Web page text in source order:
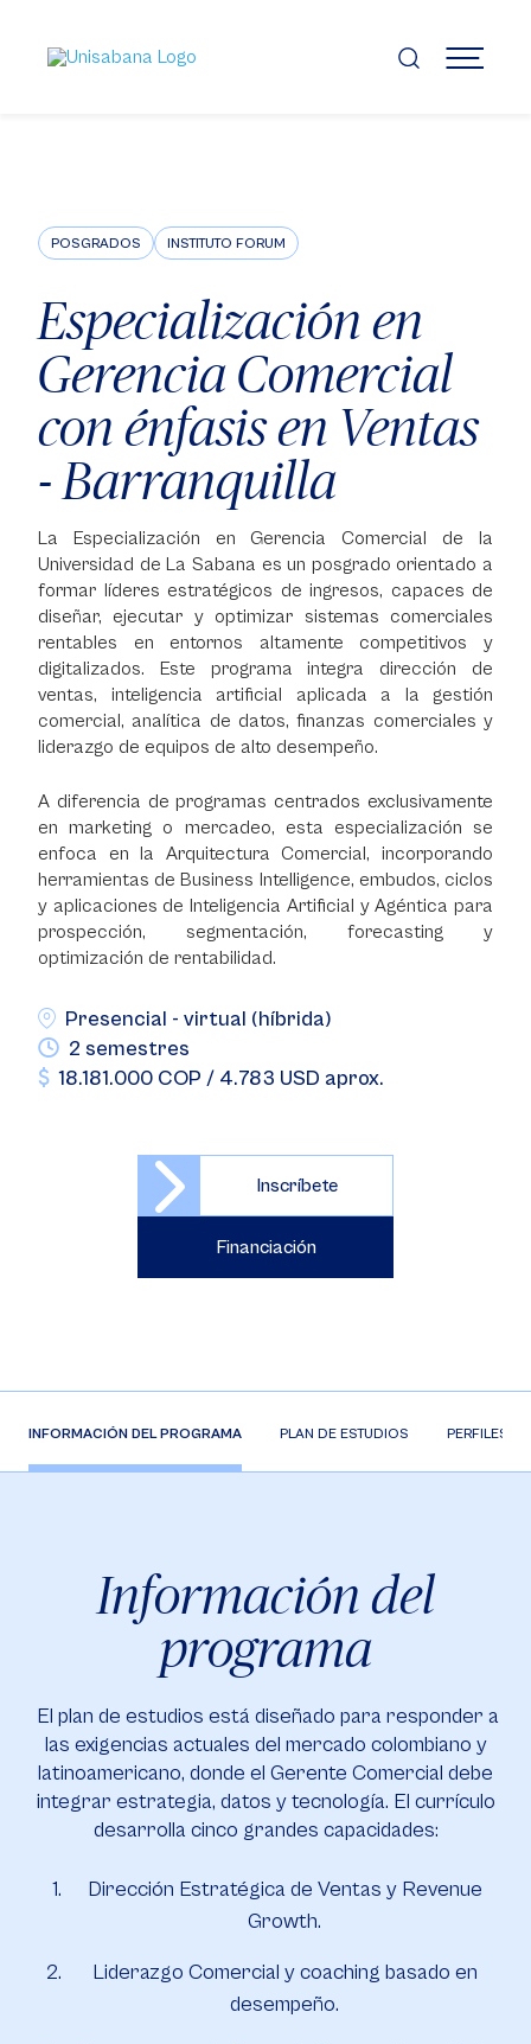
contenido
principal
MENÚ
POSGRADOS INSTITUTO FORUM
Especialización en
Gerencia Comercial
con énfasis en Ventas
- Barranquilla
La Especialización en Gerencia Comercial de la
Universidad de La Sabana es un posgrado orientado a
formar líderes estratégicos de ingresos, capaces de
diseñar, ejecutar y optimizar sistemas comerciales
rentables en entornos altamente competitivos y
digitalizados. Este programa integra dirección de
ventas, inteligencia artificial aplicada a la gestión
comercial, analítica de datos, finanzas comerciales y
liderazgo de equipos de alto desempeño.
A diferencia de programas centrados exclusivamente
en marketing o mercadeo, esta especialización se
enfoca en la Arquitectura Comercial, incorporando
herramientas de Business Intelligence, embudos, ciclos
y aplicaciones de Inteligencia Artificial y Agéntica para
prospección, segmentación, forecasting y
optimización de rentabilidad.
2 semestres
Presencial - virtual (híbrida)
18.181.000 COP / 4.783 USD aprox.
Inscríbete
Financiación
INFORMACIÓN DEL PROGRAMA PLAN DE ESTUDIOS PERFILES
Información del
programa
El plan de estudios está diseñado para responder a
las exigencias actuales del mercado colombiano y
latinoamericano, donde el Gerente Comercial debe
integrar estrategia, datos y tecnología. El currículo
desarrolla cinco grandes capacidades:
Dirección Estratégica de Ventas y Revenue
Growth.
Liderazgo Comercial y coaching basado en
desempeño.